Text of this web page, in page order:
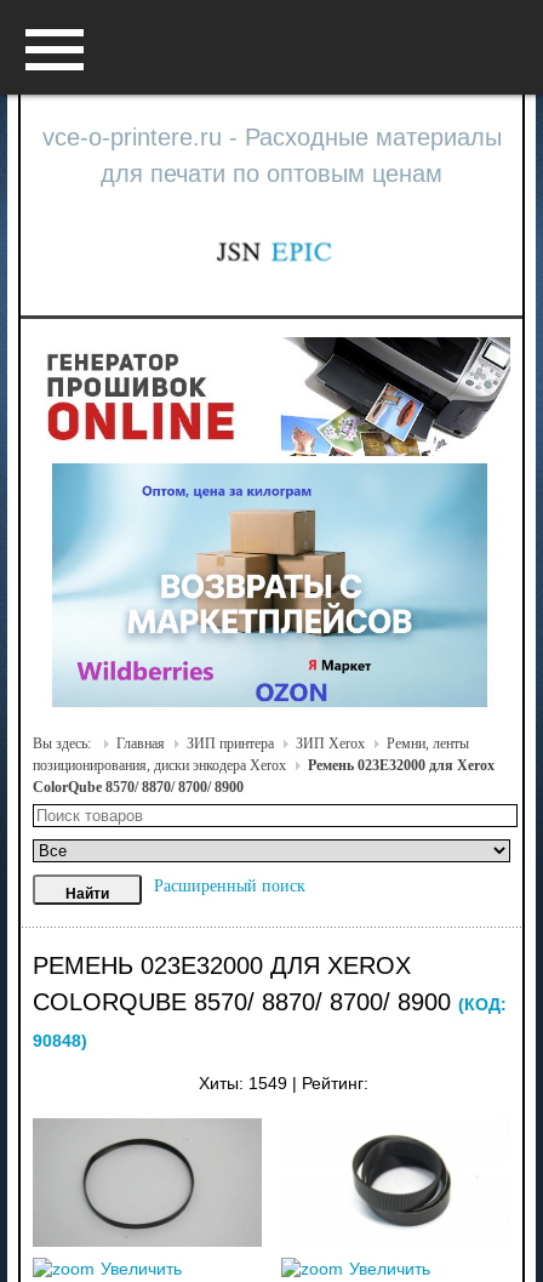
vce-o-printere.ru - Расходные материалы
для печати по оптовым ценам
Вы здесь: Главная ЗИП принтера ЗИП Xerox
Ремни, ленты
позиционирования, диски энкодера Xerox
Ремень 023E32000 для Xerox
ColorQube 8570/ 8870/ 8700/ 8900
Расширенный поиск
РЕМЕНЬ 023E32000 ДЛЯ XEROX
COLORQUBE 8570/ 8870/ 8700/ 8900 (КОД:
90848)
Хиты: 1549 Рейтинг:
Увеличить
Увеличить